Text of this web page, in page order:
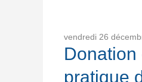
vendredi 26
Donation
pratique